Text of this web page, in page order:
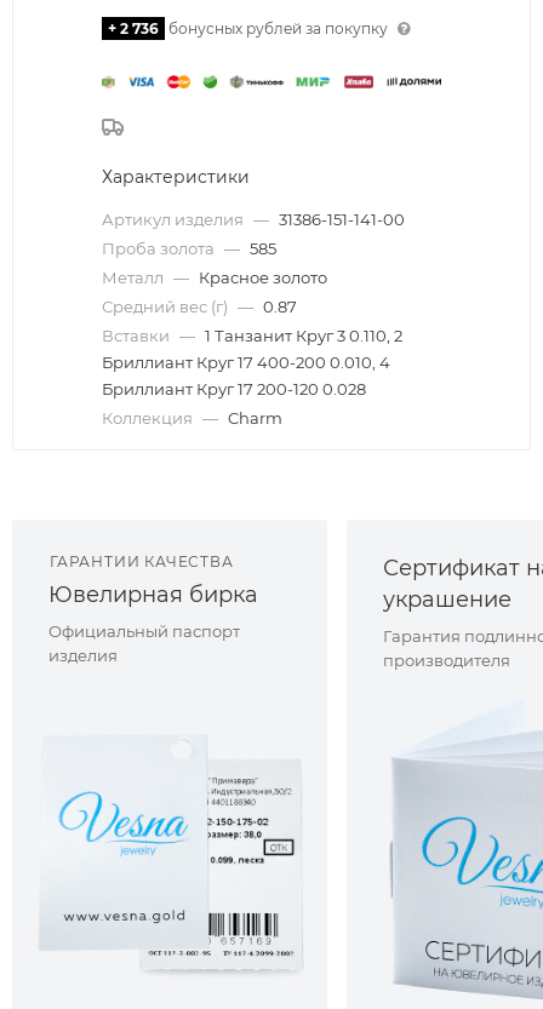
+ 2 736 бонусных рублей за покупку
Характеристики
Артикул изделия — 31386-151-141-00
Проба золота — 585
Металл — Красное золото
Средний вес (г) — 0.87
Вставки — 1 Танзанит Круг 3 0.110, 2
Бриллиант Круг 17 400-200 0.010, 4
Бриллиант Круг 17 200-120 0.028
Коллекция — Charm
ГАРАНТИИ КАЧЕСТВА
Ювелирная бирка
Официальный паспорт
изделия
Сертификат
украшение
Гарантия
производителя